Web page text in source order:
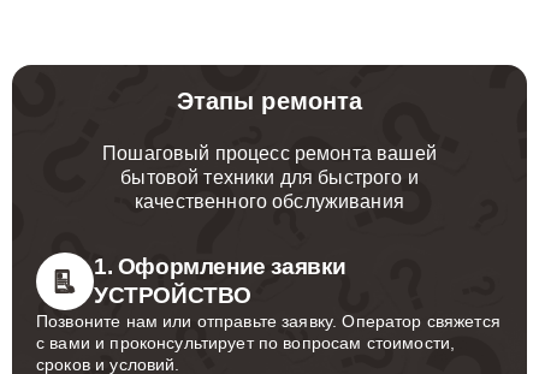
Этапы ремонта
Пошаговый процесс ремонта вашей
бытовой техники для быстрого и
качественного обслуживания
1. Оформление заявки
УСТРОЙСТВО
Позвоните нам или отправьте заявку. Оператор свяжется
с вами и проконсультирует по вопросам стоимости,
сроков и условий.